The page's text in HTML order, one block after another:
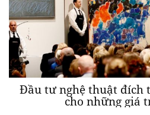
Đầu tư nghệ thuật đích
cho những giá